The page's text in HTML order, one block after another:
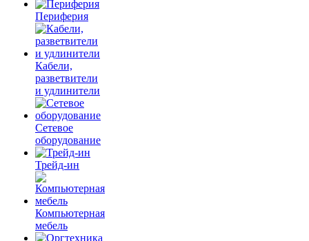
Периферия
Кабели,
разветвители
и удлинители
Сетевое
оборудование
Трейд-ин
Компьютерная
мебель